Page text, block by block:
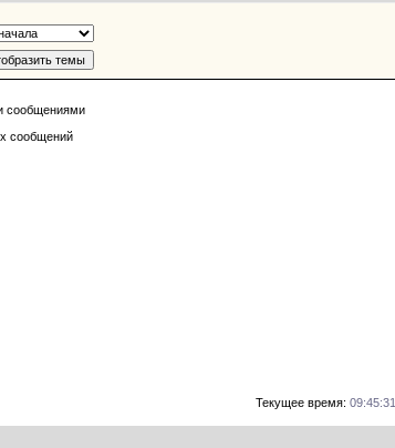
сообщениями
сообщений
Текущее время: 09:45:31